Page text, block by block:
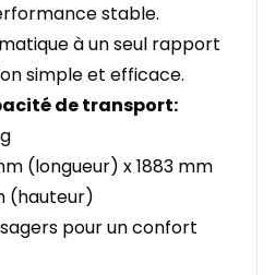
stable.
à un seul rapport
simple et efficace.
de transport:
(longueur) x 1883 mm
(hauteur)
pour un confort